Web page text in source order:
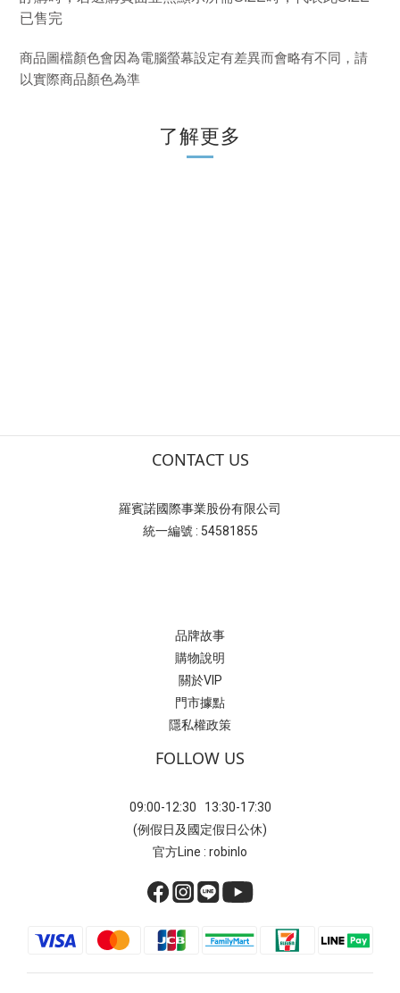
已售完
商品圖檔顏色會因為電腦螢幕設定有差異而會略有不同，請
以實際商品顏色為準
了解更多
CONTACT US
羅賓諾國際事業股份有限公司
統一編號 : 54581855
品牌故事
購物說明
關於VIP
門市據點
隱私權政策
FOLLOW US
09:00-12:30 13:30-17:30
(例假日及國定假日公休)
官方Line : robinlo